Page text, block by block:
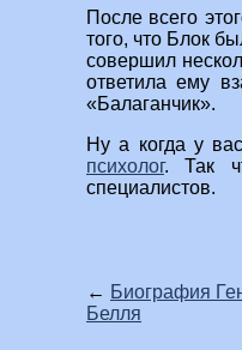
После всего
того, что Блок
совершил
ответила ему
«Балаганчик».
Ну а когда у
психолог. Так
специалистов.
← Биография
Белля